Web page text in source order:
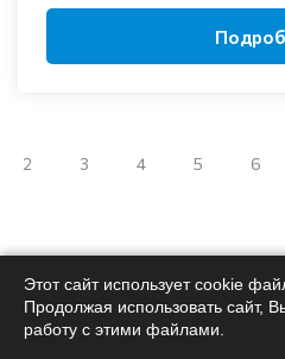
2 3 4 5 6
Поможем
Этот сайт использует cookie
Продолжая использовать сайт,
работу с этими файлами.